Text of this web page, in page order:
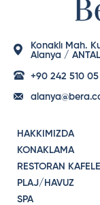
Konaklı Mah.
Alanya /
+90 242 510
HAKKIMIZDA
KONAKLAMA
RESTORAN
PLAJ/HAVUZ
SPA